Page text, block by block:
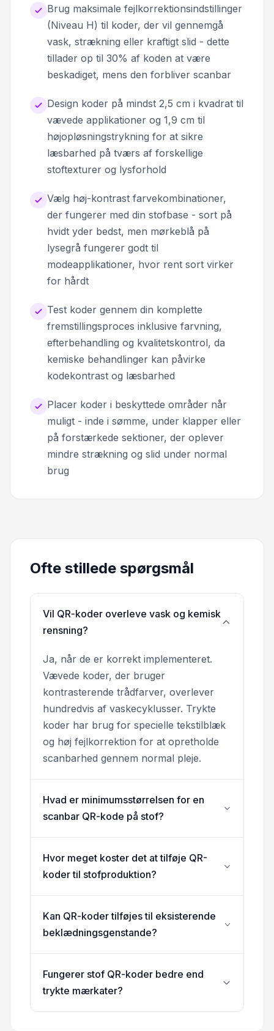
Brug maksimale fejlkorrektionsindstillinger
(Niveau H) til koder, der vil gennemgå
vask, strækning eller kraftigt slid - dette
tillader op til 30% af koden at være
beskadiget, mens den forbliver scanbar
Design koder på mindst 2,5 cm i kvadrat til
vævede applikationer og 1,9 cm til
højopløsningstrykning for at sikre
læsbarhed på tværs af forskellige
stoftexturer og lysforhold
Vælg høj-kontrast farvekombinationer,
der fungerer med din stofbase - sort på
hvidt yder bedst, men mørkeblå på
lysegrå fungerer godt til
modeapplikationer, hvor rent sort virker
for hårdt
Test koder gennem din komplette
fremstillingsproces inklusive farvning,
efterbehandling og kvalitetskontrol, da
kemiske behandlinger kan påvirke
kodekontrast og læsbarhed
Placer koder i beskyttede områder når
muligt - inde i sømme, under klapper eller
på forstærkede sektioner, der oplever
mindre strækning og slid under normal
brug
Ofte stillede spørgsmål
Vil QR-koder overleve vask og kemisk
rensning?
Ja, når de er korrekt implementeret.
Vævede koder, der bruger
kontrasterende trådfarver, overlever
hundredvis af vaskecyklusser. Trykte
koder har brug for specielle tekstilblæk
og høj fejlkorrektion for at opretholde
scanbarhed gennem normal pleje.
Hvad er minimumsstørrelsen for en
scanbar QR-kode på stof?
Hvor meget koster det at tilføje QR-
koder til stofproduktion?
Kan QR-koder tilføjes til eksisterende
beklædningsgenstande?
Fungerer stof QR-koder bedre end
trykte mærkater?